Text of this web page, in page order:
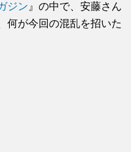
ジン 』の中で、安藤さん
何が今回の混乱を招いた